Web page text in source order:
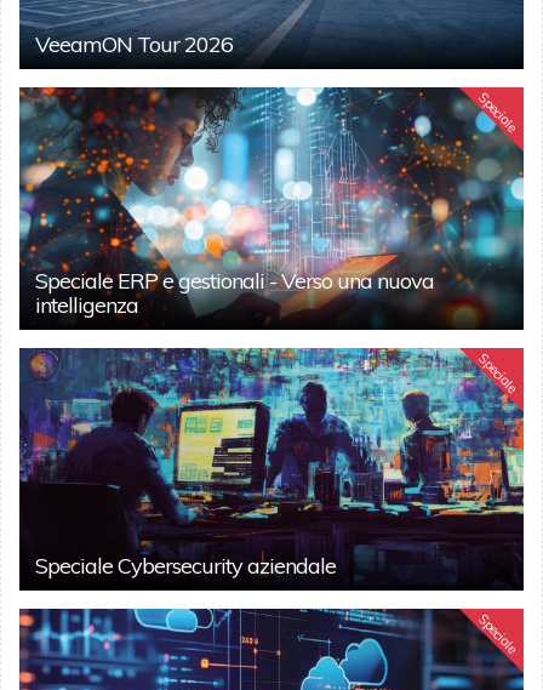
VeeamON Tour 2026
Speciale
Speciale ERP e gestionali - Verso una nuova
intelligenza
Speciale
Speciale Cybersecurity aziendale
Speciale